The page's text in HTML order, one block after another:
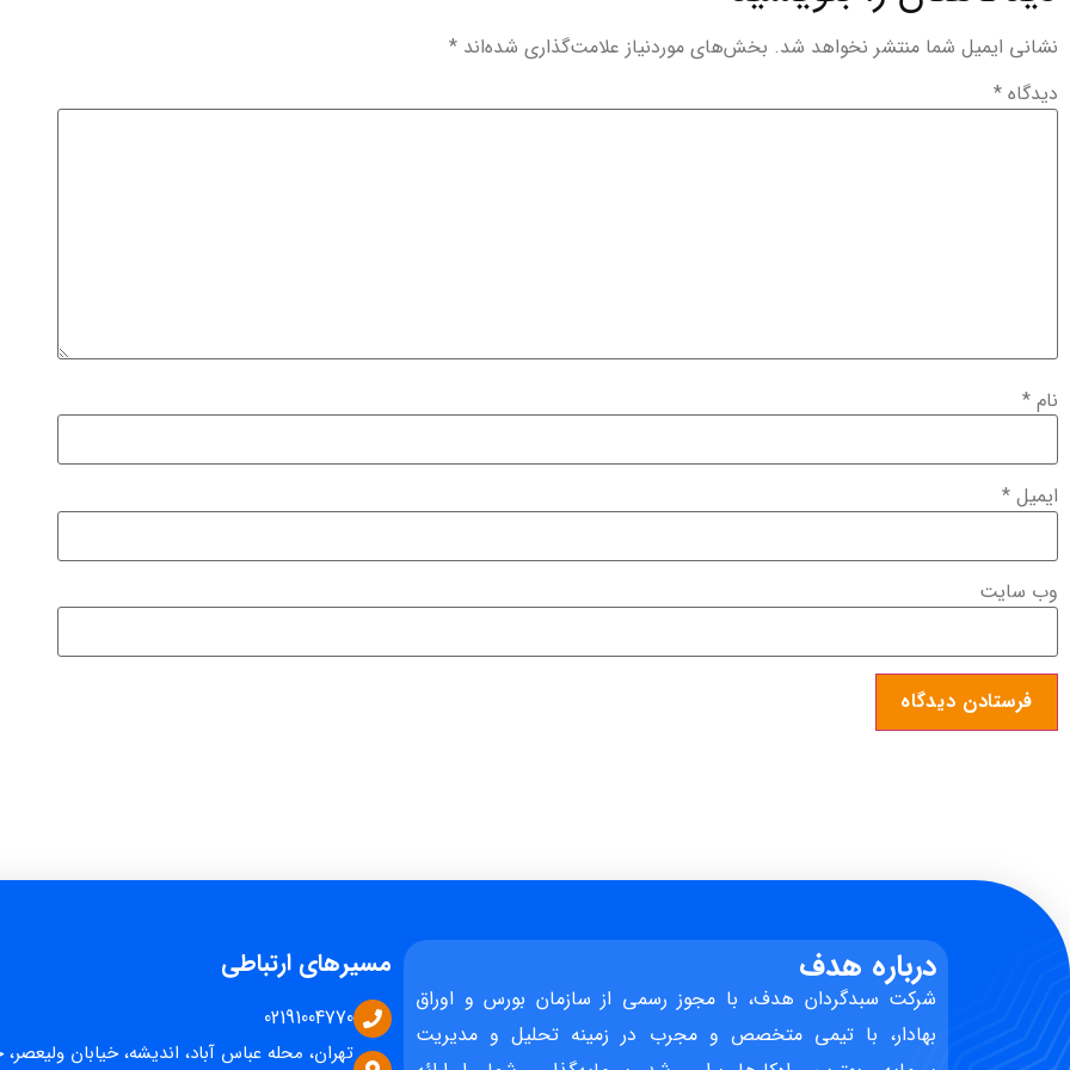
نشانی ایمیل شما منتشر نخواهد شد. بخش‌های موردنیاز علامت‌گذاری شده‌اند *
دیدگاه *
نام *
ایمیل *
وب‌ سایت
درباره هدف
شرکت سبدگردان هدف، با مجوز رسمی از سازمان بورس و اوراق
بهادار، با تیمی متخصص و مجرب در زمینه تحلیل و مدیریت
مسیرهای ارتباطی
02191004770
تهران، محله عباس آباد، اندیشه، خیابان